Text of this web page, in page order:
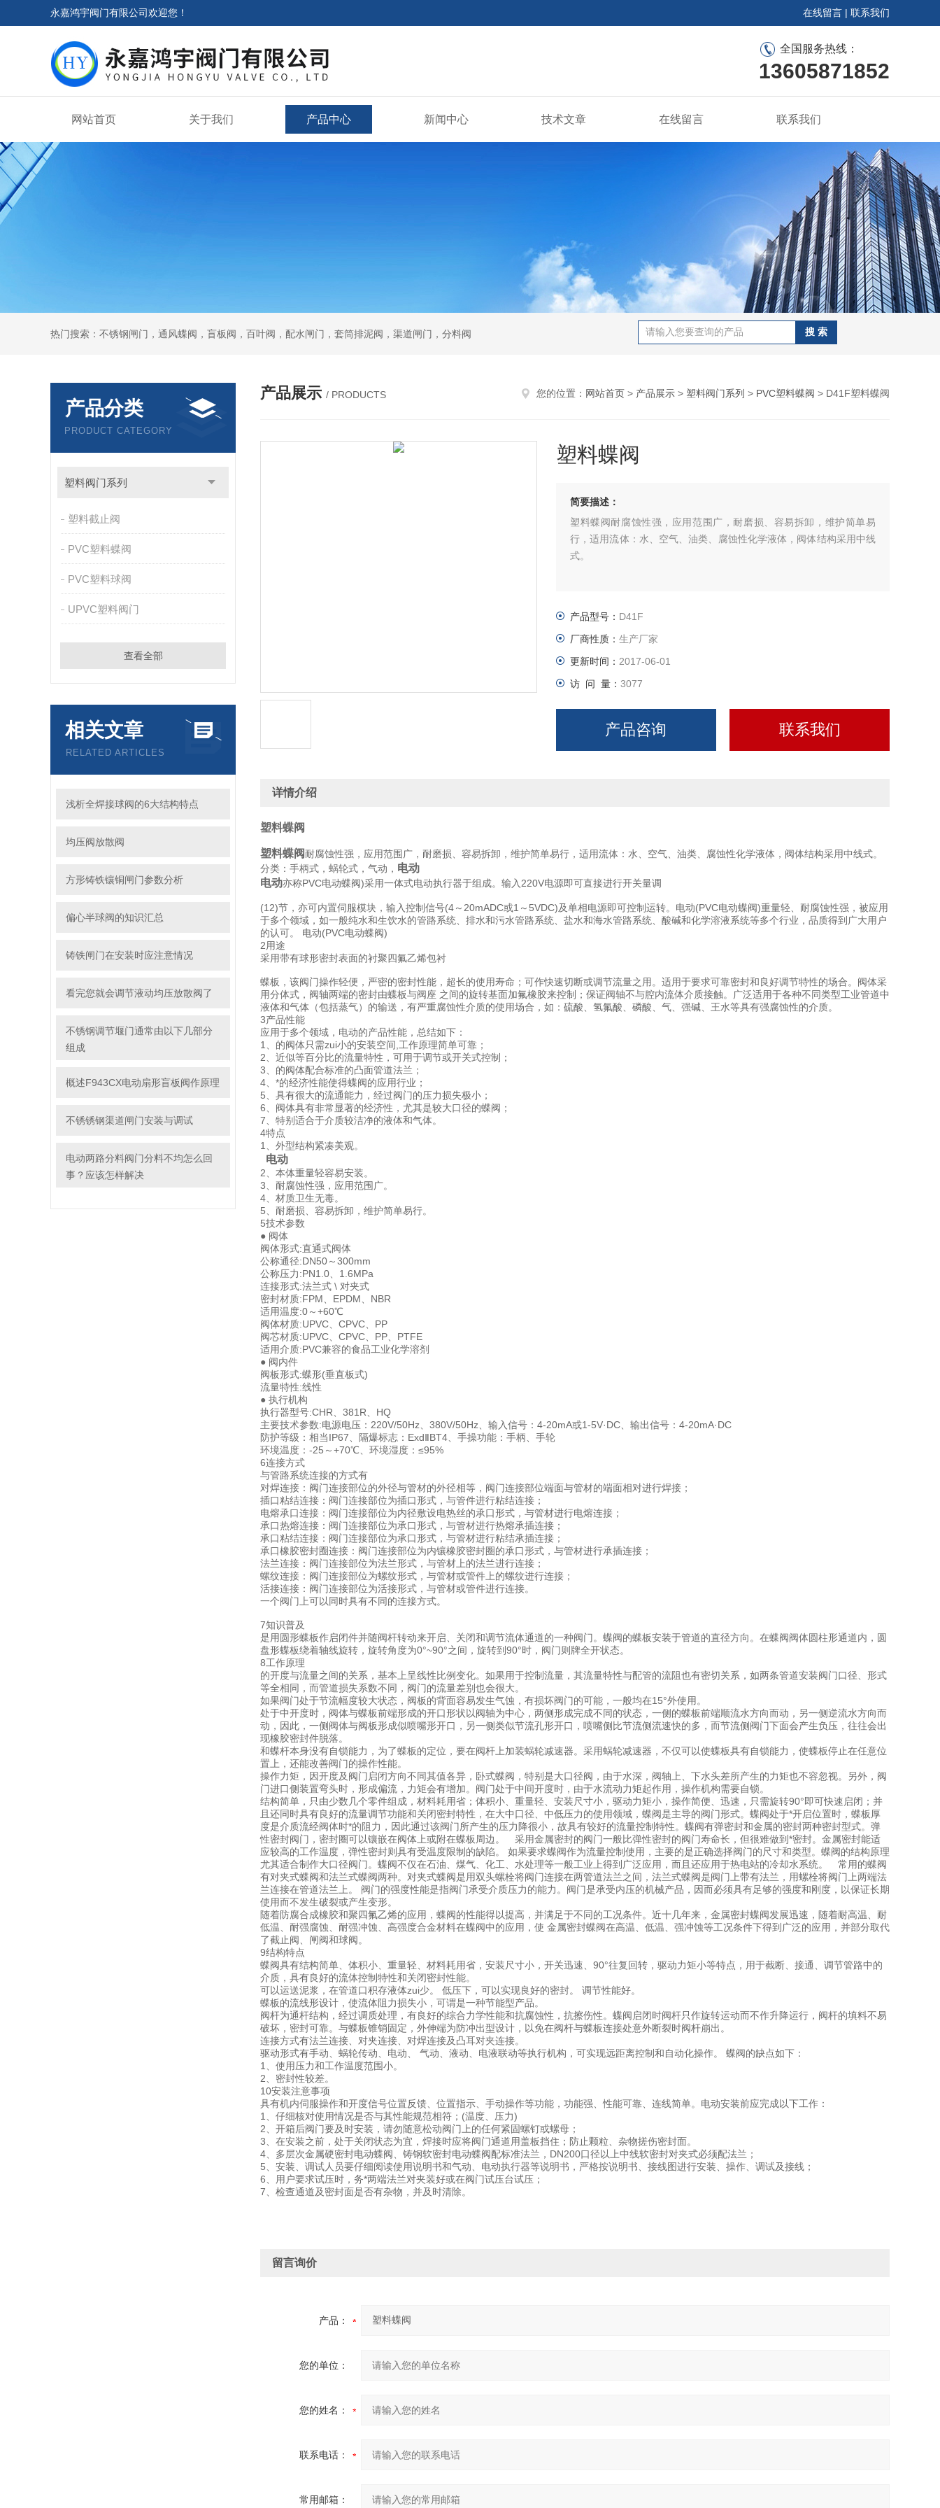
永嘉鸿宇阀门有限公司欢迎您！ 在线留言 | 联系我们
全国服务热线：
13605871852
网站首页 关于我们 产品中心 新闻中心 技术文章 在线留言 联系我们
热门搜索：不锈钢闸门，通风蝶阀，盲板阀，百叶阀，配水闸门，套筒排泥阀，渠道闸门，分料阀
产品分类
PRODUCT CATEGORY
塑料阀门系列
塑料截止阀
PVC塑料蝶阀
PVC塑料球阀
UPVC塑料阀门
查看全部
相关文章
RELATED ARTICLES
浅析全焊接球阀的6大结构特点
均压阀放散阀
方形铸铁镶铜闸门参数分析
偏心半球阀的知识汇总
铸铁闸门在安装时应注意情况
看完您就会调节液动均压放散阀了
不锈钢调节堰门通常由以下几部分
组成
概述F943CX电动扇形盲板阀作原理
不锈锈钢渠道闸门安装与调试
电动两路分料阀门分料不均怎么回
事？应该怎样解决
产品展示 / PRODUCTS 您的位置： 网站首页 > 产品展示 > 塑料阀门系列 > PVC塑料蝶阀 > D41F塑料蝶阀
塑料蝶阀
简要描述：
塑料蝶阀耐腐蚀性强，应用范围广，耐磨损、容易拆卸，维护简单易
行，适用流体：水、空气、油类、腐蚀性化学液体，阀体结构采用中线
式。
产品型号： D41F
厂商性质： 生产厂家
更新时间： 2017-06-01
访 问 量： 3077
产品咨询 联系我们
详情介绍
塑料蝶阀
塑料蝶阀耐腐蚀性强，应用范围广，耐磨损、容易拆卸，维护简单易行，适用流体：水、空气、油类、腐蚀性化学液体，阀体结构采用中线式。
分类：手柄式，蜗轮式，气动， 电动
电动亦称PVC电动蝶阀)采用一体式电动执行器于组成。输入220V电源即可直接进行开关量调
(12)节，亦可内置伺服模块，输入控制信号(4～20mADC或1～5VDC)及单相电源即可控制运转。电动(PVC电动蝶阀)重量轻、耐腐蚀性强，被应用
于多个领域，如一般纯水和生饮水的管路系统、排水和污水管路系统、盐水和海水管路系统、酸碱和化学溶液系统等多个行业，品质得到广大用户
的认可。 电动(PVC电动蝶阀)
2用途
采用带有球形密封表面的衬聚四氟乙烯包衬
蝶板，该阀门操作轻便，严密的密封性能，超长的使用寿命；可作快速切断或调节流量之用。适用于要求可靠密封和良好调节特性的场合。阀体采
用分体式，阀轴两端的密封由蝶板与阀座 之间的旋转基面加氟橡胶来控制；保证阀轴不与腔内流体介质接触。广泛适用于各种不同类型工业管道中
液体和气体（包括蒸气）的输送，有严重腐蚀性介质的使用场合，如：硫酸、氢氟酸、磷酸、气、强碱、王水等具有强腐蚀性的介质。
3产品性能
应用于多个领域，电动的产品性能，总结如下：
1、 的阀体只需zui小的安装空间,工作原理简单可靠；
2、近似等百分比的流量特性，可用于调节或开关式控制；
3、的阀体配合标准的凸面管道法兰；
4、*的经济性能使得蝶阀的应用行业；
5、具有很大的流通能力，经过阀门的压力损失极小；
6、阀体具有非常显著的经济性，尤其是较大口径的蝶阀；
7、特别适合于介质较洁净的液体和气体。
4特点
1、外型结构紧凑美观。
电动
2、本体重量轻容易安装。
3、耐腐蚀性强，应用范围广。
4、材质卫生无毒。
5、耐磨损、容易拆卸，维护简单易行。
5技术参数
● 阀体
阀体形式:直通式阀体
公称通径:DN50～300mm
公称压力:PN1.0、1.6MPa
连接形式:法兰式 \ 对夹式
密封材质:FPM、EPDM、NBR
适用温度:0～+60℃
阀体材质:UPVC、CPVC、PP
阀芯材质:UPVC、CPVC、PP、PTFE
适用介质:PVC兼容的食品工业化学溶剂
● 阀内件
阀板形式:蝶形(垂直板式)
流量特性:线性
● 执行机构
执行器型号:CHR、381R、HQ
主要技术参数:电源电压：220V/50Hz、380V/50Hz、输入信号：4-20mA或1-5V·DC、输出信号：4-20mA·DC
防护等级：相当IP67、隔爆标志：ExdⅡBT4、手操功能：手柄、手轮
环境温度：-25～+70℃、环境湿度：≤95%
6连接方式
与管路系统连接的方式有
对焊连接：阀门连接部位的外径与管材的外径相等，阀门连接部位端面与管材的端面相对进行焊接；
插口粘结连接：阀门连接部位为插口形式，与管件进行粘结连接；
电熔承口连接：阀门连接部位为内径敷设电热丝的承口形式，与管材进行电熔连接；
承口热熔连接：阀门连接部位为承口形式，与管材进行热熔承插连接；
承口粘结连接：阀门连接部位为承口形式，与管材进行粘结承插连接；
承口橡胶密封圈连接：阀门连接部位为内镶橡胶密封圈的承口形式，与管材进行承插连接；
法兰连接：阀门连接部位为法兰形式，与管材上的法兰进行连接；
螺纹连接：阀门连接部位为螺纹形式，与管材或管件上的螺纹进行连接；
活接连接：阀门连接部位为活接形式，与管材或管件进行连接。
一个阀门上可以同时具有不同的连接方式。
7知识普及
是用圆形蝶板作启闭件并随阀杆转动来开启、关闭和调节流体通道的一种阀门。蝶阀的蝶板安装于管道的直径方向。在蝶阀阀体圆柱形通道内，圆
盘形蝶板绕着轴线旋转，旋转角度为0°~90°之间，旋转到90°时，阀门则牌全开状态。
8工作原理
的开度与流量之间的关系，基本上呈线性比例变化。如果用于控制流量，其流量特性与配管的流阻也有密切关系，如两条管道安装阀门口径、形式
等全相同，而管道损失系数不同，阀门的流量差别也会很大。
如果阀门处于节流幅度较大状态，阀板的背面容易发生气蚀，有损坏阀门的可能，一般均在15°外使用。
处于中开度时，阀体与蝶板前端形成的开口形状以阀轴为中心，两侧形成完成不同的状态，一侧的蝶板前端顺流水方向而动，另一侧逆流水方向而
动，因此，一侧阀体与阀板形成似喷嘴形开口，另一侧类似节流孔形开口，喷嘴侧比节流侧流速快的多，而节流侧阀门下面会产生负压，往往会出
现橡胶密封件脱落。
和蝶杆本身没有自锁能力，为了蝶板的定位，要在阀杆上加装蜗轮减速器。采用蜗轮减速器，不仅可以使蝶板具有自锁能力，使蝶板停止在任意位
置上，还能改善阀门的操作性能。
操作力矩，因开度及阀门启闭方向不同其值各异，卧式蝶阀，特别是大口径阀，由于水深，阀轴上、下水头差所产生的力矩也不容忽视。另外，阀
门进口侧装置弯头时，形成偏流，力矩会有增加。阀门处于中间开度时，由于水流动力矩起作用，操作机构需要自锁。
结构简单，只由少数几个零件组成，材料耗用省；体积小、重量轻、安装尺寸小，驱动力矩小，操作简便、迅速，只需旋转90°即可快速启闭；并
且还同时具有良好的流量调节功能和关闭密封特性，在大中口径、中低压力的使用领域，蝶阀是主导的阀门形式。蝶阀处于*开启位置时，蝶板厚
度是介质流经阀体时*的阻力，因此通过该阀门所产生的压力降很小，故具有较好的流量控制特性。蝶阀有弹密封和金属的密封两种密封型式。弹
性密封阀门，密封圈可以镶嵌在阀体上或附在蝶板周边。 采用金属密封的阀门一般比弹性密封的阀门寿命长，但很难做到*密封。金属密封能适
应较高的工作温度，弹性密封则具有受温度限制的缺陷。 如果要求蝶阀作为流量控制使用，主要的是正确选择阀门的尺寸和类型。蝶阀的结构原理
尤其适合制作大口径阀门。蝶阀不仅在石油、煤气、化工、水处理等一般工业上得到广泛应用，而且还应用于热电站的冷却水系统。 常用的蝶阀
有对夹式蝶阀和法兰式蝶阀两种。对夹式蝶阀是用双头螺栓将阀门连接在两管道法兰之间，法兰式蝶阀是阀门上带有法兰，用螺栓将阀门上两端法
兰连接在管道法兰上。 阀门的强度性能是指阀门承受介质压力的能力。阀门是承受内压的机械产品，因而必须具有足够的强度和刚度，以保证长期
使用而不发生破裂或产生变形。
随着防腐合成橡胶和聚四氟乙烯的应用，蝶阀的性能得以提高，并满足于不同的工况条件。近十几年来，金属密封蝶阀发展迅速，随着耐高温、耐
低温、耐强腐蚀、耐强冲蚀、高强度合金材料在蝶阀中的应用，使 金属密封蝶阀在高温、低温、强冲蚀等工况条件下得到广泛的应用，并部分取代
了截止阀、闸阀和球阀。
9结构特点
蝶阀具有结构简单、体积小、重量轻、材料耗用省，安装尺寸小，开关迅速、90°往复回转，驱动力矩小等特点，用于截断、接通、调节管路中的
介质，具有良好的流体控制特性和关闭密封性能。
可以运送泥浆，在管道口积存液体zui少。 低压下，可以实现良好的密封。 调节性能好。
蝶板的流线形设计，使流体阻力损失小，可谓是一种节能型产品。
阀杆为通杆结构，经过调质处理，有良好的综合力学性能和抗腐蚀性，抗擦伤性。蝶阀启闭时阀杆只作旋转运动而不作升降运行，阀杆的填料不易
破坏，密封可靠。与蝶板锥销固定，外伸端为防冲出型设计，以免在阀杆与蝶板连接处意外断裂时阀杆崩出。
连接方式有法兰连接、对夹连接、对焊连接及凸耳对夹连接。
驱动形式有手动、蜗轮传动、电动、 气动、液动、电液联动等执行机构，可实现远距离控制和自动化操作。 蝶阀的缺点如下：
1、使用压力和工作温度范围小。
2、密封性较差。
10安装注意事项
具有机内伺服操作和开度信号位置反馈、位置指示、手动操作等功能，功能强、性能可靠、连线简单。电动安装前应完成以下工作：
1、仔细核对使用情况是否与其性能规范相符；(温度、压力)
2、开箱后阀门要及时安装，请勿随意松动阀门上的任何紧固螺钉或螺母；
3、在安装之前，处于关闭状态为宜，焊接时应将阀门通道用盖板挡住；防止颗粒、杂物搓伤密封面。
4、多层次金属硬密封电动蝶阀、铸钢软密封电动蝶阀配标准法兰，DN200口径以上中线软密封对夹式必须配法兰；
5、安装、调试人员要仔细阅读使用说明书和气动、电动执行器等说明书，严格按说明书、接线图进行安装、操作、调试及接线；
6、用户要求试压时，务*两端法兰对夹装好或在阀门试压台试压；
7、检查通道及密封面是否有杂物，并及时清除。
留言询价
产品：
您的单位：
您的姓名：
联系电话：
常用邮箱：